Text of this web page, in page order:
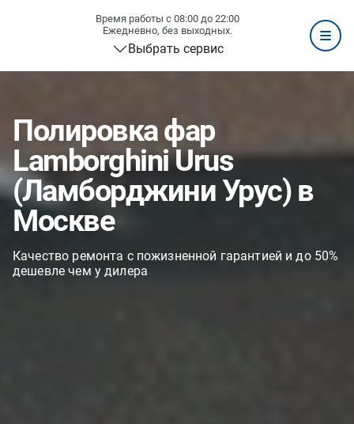
Время работы с 08:00 до 22:00
Ежедневно, без выходных.
Выбрать сервис
Полировка фар
Lamborghini Urus
(Ламборджини Урус) в
Москве
Качество ремонта с пожизненной гарантией и до 50%
дешевле чем у дилера